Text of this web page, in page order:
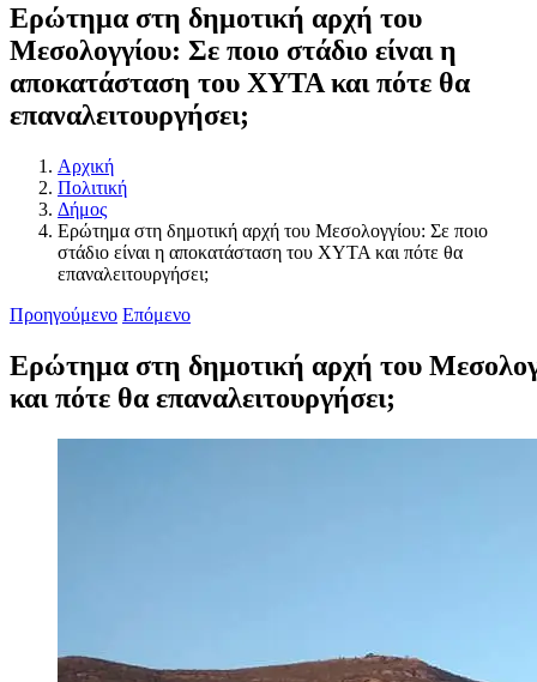
Ερώτημα στη δημοτική αρχή του
Μεσολογγίου: Σε ποιο στάδιο είναι η
αποκατάσταση του ΧΥΤΑ και πότε θα
επαναλειτουργήσει;
Αρχική
Πολιτική
Δήμος
Ερώτημα στη δημοτική αρχή του Μεσολογγίου: Σε ποιο
στάδιο είναι η αποκατάσταση του ΧΥΤΑ και πότε θα
επαναλειτουργήσει;
Προηγούμενο Επόμενο
Ερώτημα στη δημοτική αρχή του
και πότε θα επαναλειτουργήσει;